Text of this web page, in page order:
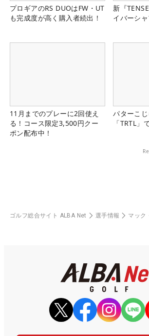
プロギアのRS DUOはFW・UT
も完成度が高く購入者続出！
新『
イバーシ
11月までのプレーに2回使え
る！コース限定3,500円クー
ポン配布中！
パターこ
「TRTL」
ゴルフ総合サイト ALBA Net 選手情報 マック